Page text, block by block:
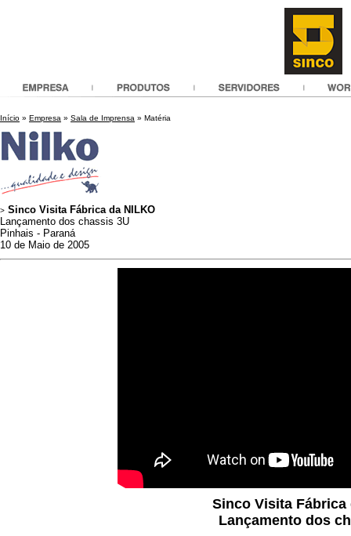
Início » Empresa » Sala de Imprensa » Matéria
> Sinco Visita Fábrica da NILKO
Lançamento dos chassis 3U
Pinhais - Paraná
10 de Maio de 2005
Sinco Visita Fábrica
Lançamento dos